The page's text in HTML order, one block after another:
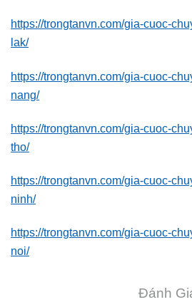
https://trongtanvn.com/gia-cuoc-
lak/
https://trongtanvn.com/gia-cuoc-
nang/
https://trongtanvn.com/gia-cuoc-
tho/
https://trongtanvn.com/gia-cuoc-
ninh/
https://trongtanvn.com/gia-cuoc-
noi/
Đánh